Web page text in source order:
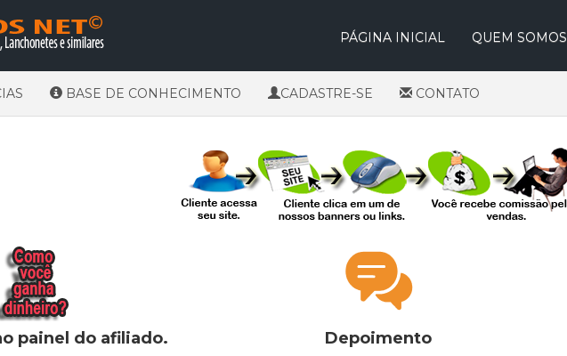
PÁGINA INICIAL QUEM SOMOS
BASE DE CONHECIMENTO CADASTRE-SE CONTATO
painel do afiliado. Depoimento